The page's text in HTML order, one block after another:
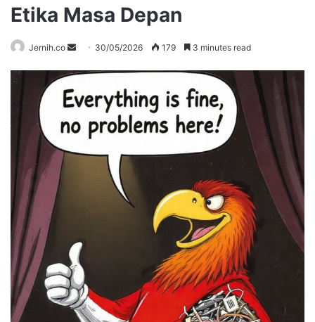
Etika Masa Depan
Jernih.co
Send 30/05/2026 179 3 minutes read